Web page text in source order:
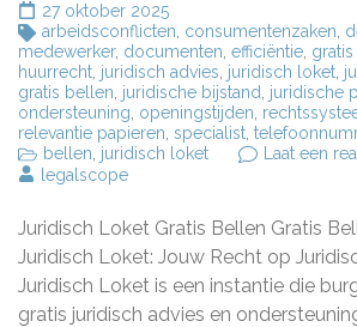
27 oktober 2025
arbeidsconflicten consumentenzaken
medewerker, documenten efficiëntie
huurrecht juridisch advies juridisch loket
gratis bellen juridische bijstand juridische
ondersteuning openingstijden
relevantie papieren specialist
bellen juridisch loket Laat een
legalscope
Juridisch Loket Gratis Bellen Gratis
Juridisch Loket: Jouw Recht op
Juridisch Loket is een instantie die
gratis juridisch advies en